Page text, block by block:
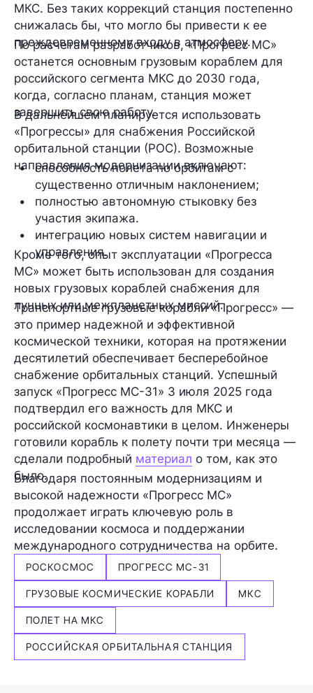
МКС. Без таких коррекций станция постепенно
снижалась бы, что могло бы привести к ее
преждевременному входу в атмосферу.
По расчетам разработчиков, «Прогресс МС»
останется основным грузовым кораблем для
российского сегмента МКС до 2030 года,
когда, согласно планам, станция может
завершить свою работу.
В дальнейшем планируется использовать
«Прогрессы» для снабжения Российской
орбитальной станции (РОС). Возможные
направления модернизации включают:
способность полета по орбитам с
существенно отличным наклонением;
полностью автономную стыковку без
участия экипажа.
интеграцию новых систем навигации и
управления.
Кроме того, опыт эксплуатации «Прогресса
МС» может быть использован для создания
новых грузовых кораблей снабжения для
лунных или межпланетных миссий.
Транспортные грузовые корабли «Прогресс» —
это пример надежной и эффективной
космической техники, которая на протяжении
десятилетий обеспечивает бесперебойное
снабжение орбитальных станций. Успешный
запуск «Прогресс МС-31» 3 июля 2025 года
подтвердил его важность для МКС и
российской космонавтики в целом. Инженеры
готовили корабль к полету почти три месяца —
сделали подробный материал о том, как это
было.
Благодаря постоянным модернизациям и
высокой надежности «Прогресс МС»
продолжает играть ключевую роль в
исследовании космоса и поддержании
международного сотрудничества на орбите.
РОСКОСМОС ПРОГРЕСС МС-31
ГРУЗОВЫЕ КОСМИЧЕСКИЕ КОРАБЛИ МКС
ПОЛЕТ НА МКС
РОССИЙСКАЯ ОРБИТАЛЬНАЯ СТАНЦИЯ